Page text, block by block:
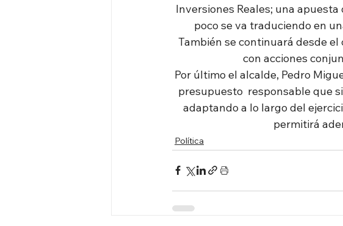
Inversiones Reales; una
poco se va traduciendo en
También se continuará desde
con acciones
Por último el alcalde, Pedro
presupuesto  responsable que
adaptando a lo largo del
permitirá
Política